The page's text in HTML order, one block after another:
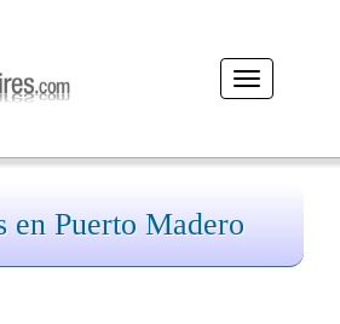
Desplegar
navegación
en Puerto Madero